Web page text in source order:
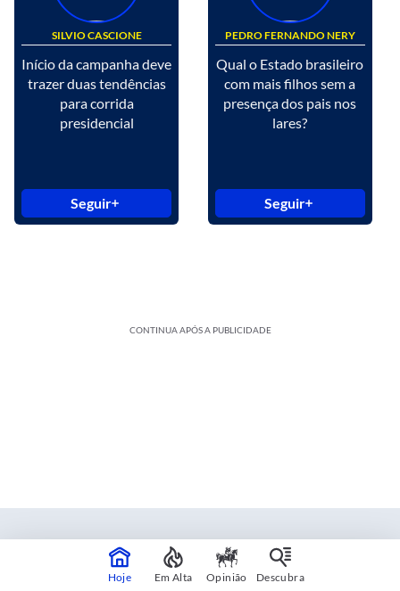
SILVIO CASCIONE
Início da campanha deve
trazer duas tendências
para corrida
presidencial
Seguir
PEDRO FERNANDO NERY
Qual o Estado brasileiro
com mais filhos sem a
presença dos pais nos
lares?
Seguir
CONTINUA APÓS A PUBLICIDADE
Estadão Blue Studio
Hoje Em Alta Opinião Descubra